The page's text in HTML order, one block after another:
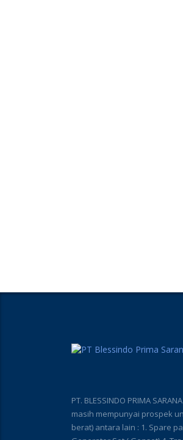
PT. BLESSINDO PRIMA
masih mempunyai prospek
berat) antara lain : 1. Spare